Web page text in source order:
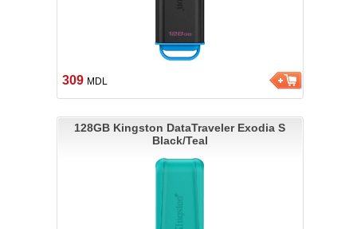
309 MDL
128GB Kingston DataTraveler Exodia S
Black/Teal